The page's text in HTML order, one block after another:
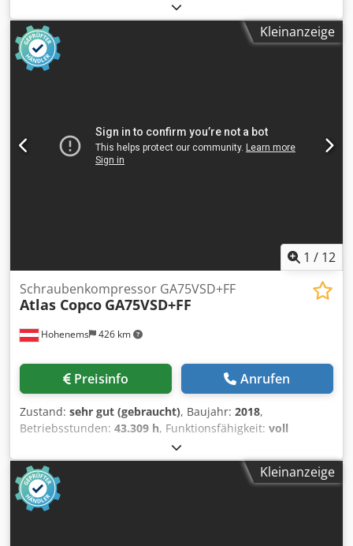
, Ölfreier Schraubenkompressor Atlas
Copco ZR90 90 kW 7.50 bar 14 m3/min Baujahr: 2012
Chsdozqvvaopfx Akkea Betriebsstunden: 5735Kleinanzeige
1 / 12
Hohenems 426 km
Schraubenkompressor GA75VSD+FF
Atlas Copco GA75VSD+FF
Preisinfo Anrufen
Zustand: sehr gut (gebraucht), Baujahr: 2018,
Betriebsstunden: 43.309 h, Funktionsfähigkeit: voll
, Schraubenkompressor Atlas Copco
GA75VSD+FF Cjdpfszp Urwsx Akksha Umrichter und
Trockner integriert 75 kW 12.75 bar 15.50 m3/min Baujahr:
2018 Betriebsstunden: 43.309
Kleinanzeige